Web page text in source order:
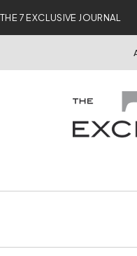
THE 7 EXCLUSIVE JOURNAL